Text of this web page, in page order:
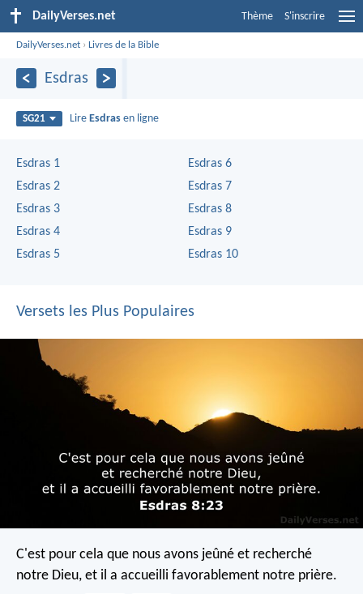
DailyVerses.net Thème S'inscrire
DailyVerses.net ›Livres de la Bible
Esdras
SG21 Lire Esdras en ligne
Esdras 1
Esdras 2
Esdras 3
Esdras 4
Esdras 5
Esdras 6
Esdras 7
Esdras 8
Esdras 9
Esdras 10
Versets les Plus Populaires
C'est pour cela que nous avons jeûné et recherché
notre Dieu, et il a accueilli favorablement notre prière.